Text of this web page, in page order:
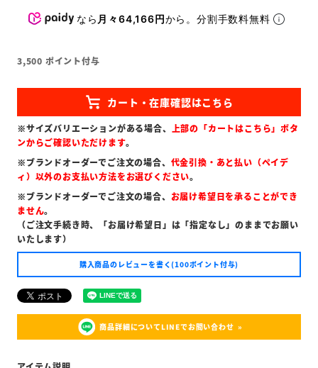
なら 月々64,166円から。分割手数料無料
3,500 ポイント付与
※サイズバリエーションがある場合、 上部の「カートはこちら」ボタ
ンからご確認いただけます。
※ブランドオーダーでご注文の場合、 代金引換・あと払い（ペイデ
ィ）以外のお支払い方法をお選びください。
※ブランドオーダーでご注文の場合、 お届け希望日を承ることができ
ません。
（ご注文手続き時、「お届け希望日」は「指定なし」のままでお願い
いたします）
購入商品のレビューを書く(100ポイント付与)
商品詳細についてLINEでお問い合わせ